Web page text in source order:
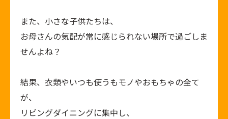
また、小さな子供たちは、
お母さんの気配が常に感じられない場所で過ごしま
せんよね？
結果、衣類やいつも使うもモノやおもちゃの全て
が、
リビングダイニングに集中し、